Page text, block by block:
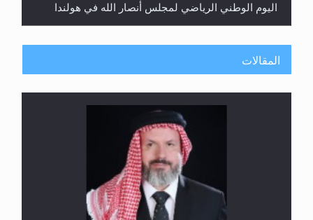
اليوم الوطني الرياضي لمجلس أنصار الله في هولندا
إتمام حفظ القرآن الكريم لثلاثة طلاب من مدرسة الحفظ
المقالات